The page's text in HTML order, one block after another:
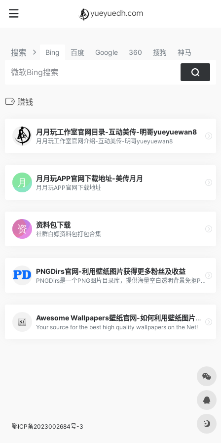
搜索 Bing 百度 Google 360 搜狗 神马
赚钱
月月玩工作室官网目录-互动美传-明哥yueyuewan8
月月玩工作室官网介绍-互动美传-明哥yueyuewan8
月月玩APP官网下载地址-美传月月
月月玩APP官网下载地址
资料包下载
社群白嫖资料包打包合集
PNGDirs官网-利用壁纸图片获得更多粉丝及收益
PNGDirs是一个PNG图片目录库，提供海量空白透明背景免抠PNG图片素材，网站所有的资源均可免费下载，可免费商用。
Awesome Wallpapers壁纸官网-如何利用壁纸图片创造收益赚钱
Your source for the best high quality wallpapers on the Net!
鄂ICP备2023002684号-3